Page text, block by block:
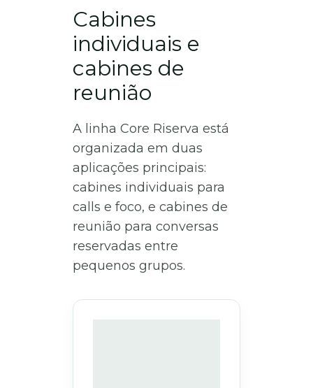
Cabines
individuais e
cabines de
reunião
A linha Core Riserva está
organizada em duas
aplicações principais:
cabines individuais para
calls e foco, e cabines de
reunião para conversas
reservadas entre
pequenos grupos.